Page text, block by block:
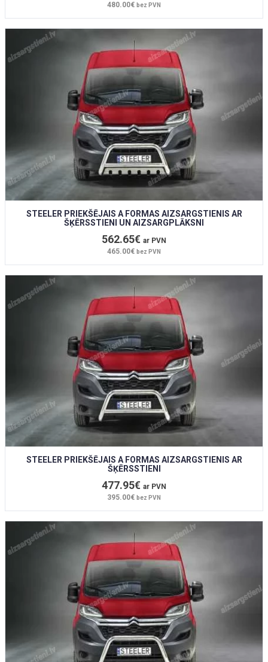
480.00€ bez PVN
STEELER PRIEKŠĒJAIS A FORMAS AIZSARGSTIENIS AR
ŠĶĒRSSTIENI UN AIZSARGPLĀKSNI
562.65€ ar PVN
465.00€ bez PVN
STEELER PRIEKŠĒJAIS A FORMAS AIZSARGSTIENIS AR
ŠĶĒRSSTIENI
477.95€ ar PVN
395.00€ bez PVN